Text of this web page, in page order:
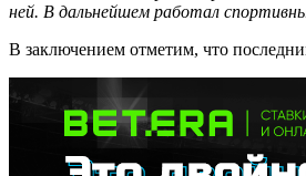
ней. В дальнейшем работал
В заключением отметим, что